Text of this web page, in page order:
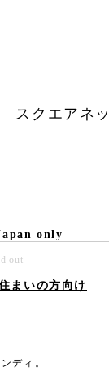
スクエアネ
only
out
まいの方向け
ディ。